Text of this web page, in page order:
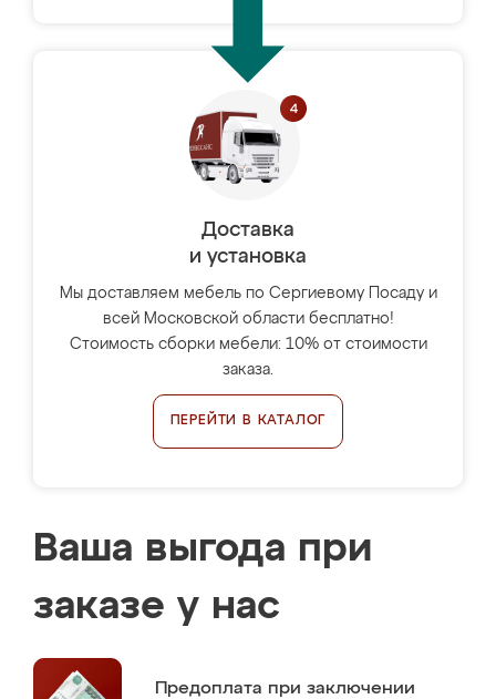
Доставка
и установка
Мы доставляем мебель по Сергиевому Посаду и
всей Московской области бесплатно!
Стоимость сборки мебели: 10% от стоимости
заказа.
ПЕРЕЙТИ В КАТАЛОГ
Ваша выгода при
заказе у нас
Предоплата при заключении